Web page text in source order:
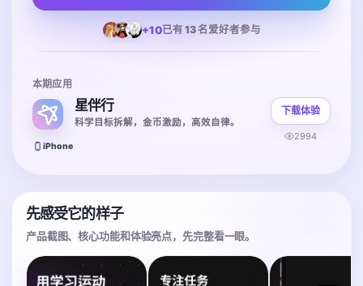
+10已有 13 名爱好者参与
本期应用
星伴行
科学目标拆解，金币激励，高效自律。
iPhone
下载体验
2994
先感受它的样子
产品截图、核心功能和体验亮点，先完整看一眼。